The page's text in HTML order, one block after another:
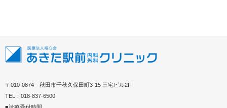
〒010-0874 秋田市千秋久保田町3-15 三宅ビル2F
TEL：018-837-6500